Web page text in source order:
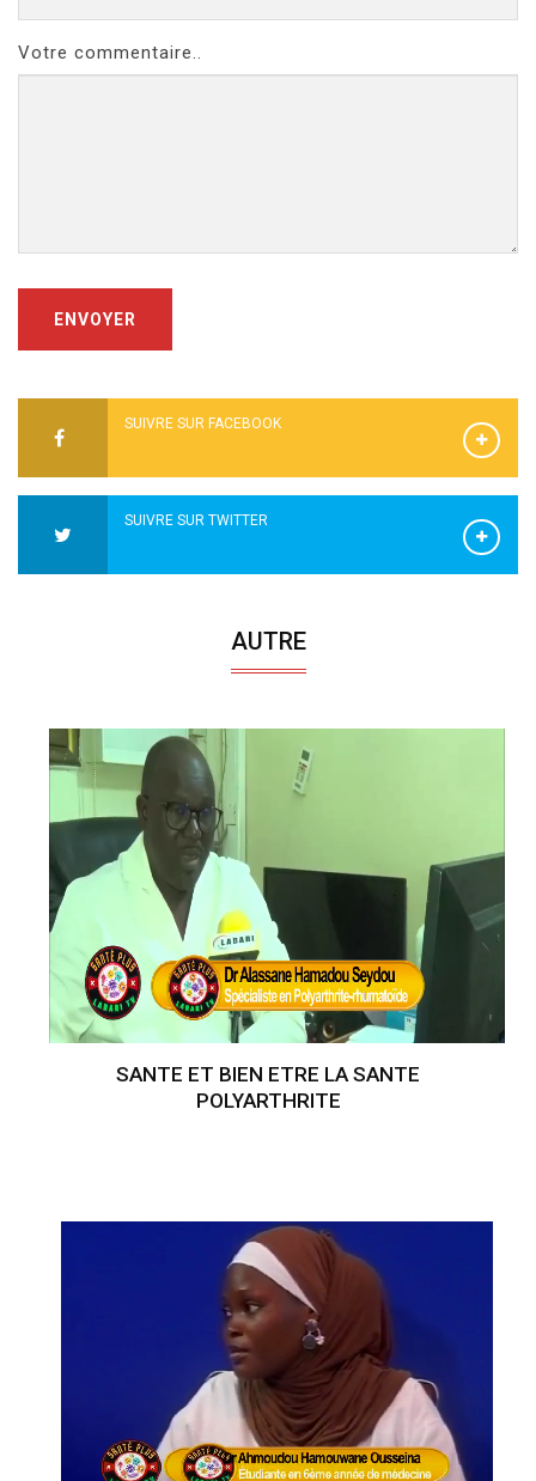
Votre commentaire..
ENVOYER
SUIVRE SUR FACEBOOK
SUIVRE SUR TWITTER
AUTRE
SANTE ET BIEN ETRE LA SANTE
POLYARTHRITE